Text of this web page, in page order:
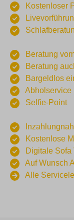
Kostenloser
Beratung
Beratung
Bargeldlos
Abholservice
Selfie-Point
Kostenlose
Digitale
Auf Wunsch
Alle